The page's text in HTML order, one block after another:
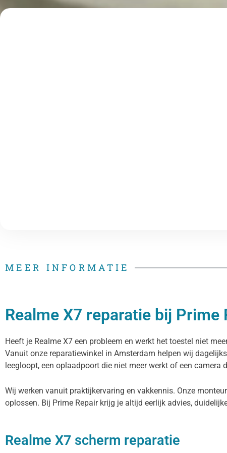
MEER INFORMATIE
Realme X7 reparatie bij Prime
Heeft je Realme X7 een probleem en werkt het toestel niet
Vanuit onze reparatiewinkel in Amsterdam helpen wij
leegloopt, een oplaadpoort die niet meer werkt of een camera
Wij werken vanuit praktijkervaring en vakkennis. Onze
oplossen. Bij Prime Repair krijg je altijd eerlijk advies,
Realme X7 scherm reparatie